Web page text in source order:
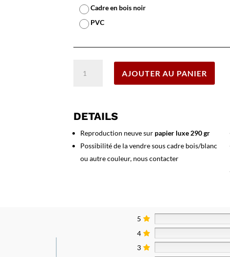
Cadre en bois noir
PVC
AJOUTER AU PANIER
DETAILS
Reproduction neuve sur papier luxe 290 gr
Possibilité de la vendre sous cadre bois/blanc
ou autre couleur, nous contacter
5
4
3